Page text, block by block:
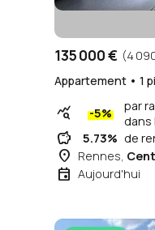
135 000 € (4
Appartement • 1
query_stats -5%
par
dans
savings 5.73% de
place Rennes,
event Aujourd'hui